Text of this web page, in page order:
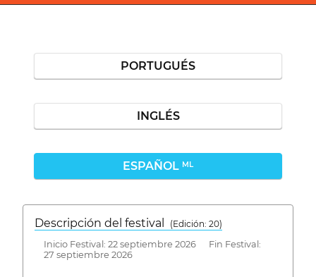
PORTUGUÉS
INGLÉS
ESPAÑOL ML
Descripción del festival
( Edición: 20)
Inicio Festival: 22 septiembre 2026 Fin Festival:
27 septiembre 2026